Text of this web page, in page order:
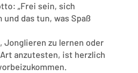
„Frei sein, sich
das tun, was Spaß
Jonglieren zu lernen oder
anzutesten, ist herzlich